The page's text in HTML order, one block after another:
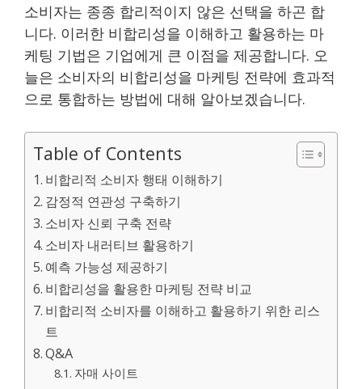
소비자는 종종 합리적이지 않은 선택을 하곤 합
니다. 이러한 비합리성을 이해하고 활용하는 마
케팅 기법은 기업에게 큰 이점을 제공합니다. 오
늘은 소비자의 비합리성을 마케팅 전략에 효과적
으로 통합하는 방법에 대해 알아보겠습니다.
Table of Contents
비합리적 소비자 행태 이해하기
감정적 연관성 구축하기
소비자 신뢰 구축 전략
소비자 내러티브 활용하기
예측 가능성 제공하기
비합리성을 활용한 마케팅 전략 비교
비합리적 소비자를 이해하고 활용하기 위한 리스
트
Q&A
자매 사이트